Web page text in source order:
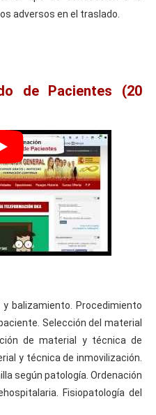
adversos en el traslado.
de Pacientes (20
balizamiento. Procedimiento
Selección del material
de material y técnica de
y técnica de inmovilización.
según patología. Ordenación
Fisiopatología del